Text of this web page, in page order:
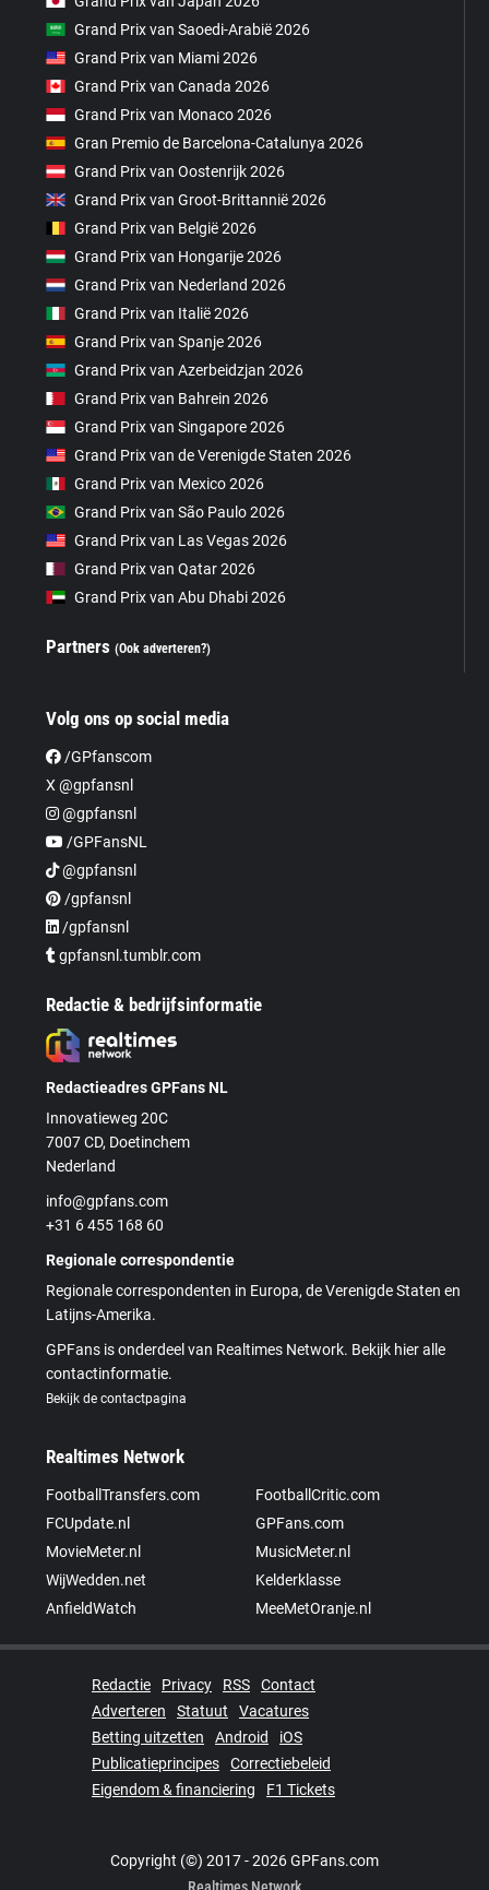
Grand Prix van Saoedi-Arabië 2026
Grand Prix van Miami 2026
Grand Prix van Canada 2026
Grand Prix van Monaco 2026
Gran Premio de Barcelona-Catalunya 2026
Grand Prix van Oostenrijk 2026
Grand Prix van Groot-Brittannië 2026
Grand Prix van België 2026
Grand Prix van Hongarije 2026
Grand Prix van Nederland 2026
Grand Prix van Italië 2026
Grand Prix van Spanje 2026
Grand Prix van Azerbeidzjan 2026
Grand Prix van Bahrein 2026
Grand Prix van Singapore 2026
Grand Prix van de Verenigde Staten 2026
Grand Prix van Mexico 2026
Grand Prix van São Paulo 2026
Grand Prix van Las Vegas 2026
Grand Prix van Qatar 2026
Grand Prix van Abu Dhabi 2026
Partners(Ook adverteren?)
Volg ons op social media
/GPfanscom
X @gpfansnl
@gpfansnl
/GPFansNL
@gpfansnl
/gpfansnl
/gpfansnl
gpfansnl.tumblr.com
Redactie & bedrijfsinformatie
Redactieadres GPFans NL
Innovatieweg 20C
7007 CD, Doetinchem
Nederland
info@gpfans.com
+31 6 455 168 60
Regionale correspondentie
Regionale correspondenten in Europa, de Verenigde Staten en
Latijns-Amerika.
GPFans is onderdeel van Realtimes Network. Bekijk hier alle
contactinformatie.
Bekijk de contactpagina
Realtimes Network
FootballTransfers.com
FootballCritic.com
FCUpdate.nl
GPFans.com
MovieMeter.nl
MusicMeter.nl
WijWedden.net
Kelderklasse
AnfieldWatch
MeeMetOranje.nl
Redactie Privacy RSS
Contact
Adverteren
Statuut
Vacatures
Betting uitzetten
Android
iOS
Publicatieprincipes
Correctiebeleid
Eigendom & financiering
F1 Tickets
Copyright (©) 2017 - 2026 GPFans.com